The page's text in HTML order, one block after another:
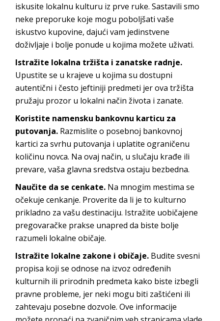
iskusite lokalnu kulturu iz prve ruke. Sastavili smo
neke preporuke koje mogu poboljšati vaše
iskustvo kupovine, dajući vam jedinstvene
doživljaje i bolje ponude u kojima možete uživati.
Istražite lokalna tržišta i zanatske radnje.
Upustite se u krajeve u kojima su dostupni
autentični i često jeftiniji predmeti jer ova tržišta
pružaju prozor u lokalni način života i zanate.
Koristite namensku bankovnu karticu za
putovanja. Razmislite o posebnoj bankovnoj
kartici za svrhu putovanja i uplatite ograničenu
količinu novca. Na ovaj način, u slučaju krađe ili
prevare, vaša glavna sredstva ostaju bezbedna.
Naučite da se cenkate. Na mnogim mestima se
očekuje cenkanje. Proverite da li je to kulturno
prikladno za vašu destinaciju. Istražite uobičajene
pregovaračke prakse unapred da biste bolje
razumeli lokalne običaje.
Istražite lokalne zakone i običaje. Budite svesni
propisa koji se odnose na izvoz određenih
kulturnih ili prirodnih predmeta kako biste izbegli
pravne probleme, jer neki mogu biti zaštićeni ili
zahtevaju posebne dozvole. Ove informacije